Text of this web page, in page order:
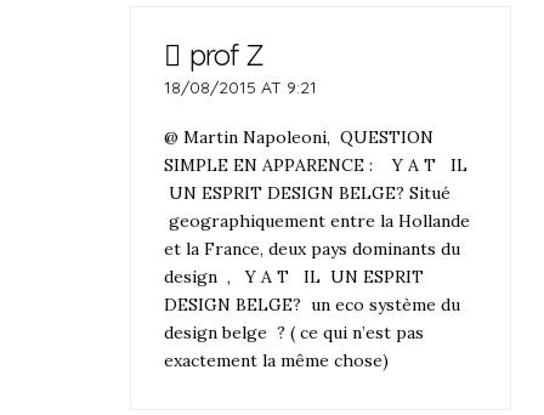
prof Z
18/08/2015 AT 9:21
@ Martin Napoleoni, QUESTION
SIMPLE EN APPARENCE : Y A T IL
UN ESPRIT DESIGN BELGE? Situé
geographiquement entre la Hollande
et la France, deux pays dominants du
design , Y A T IL UN ESPRIT
DESIGN BELGE? un eco système du
design belge ? ( ce qui n’est pas
exactement la même chose)